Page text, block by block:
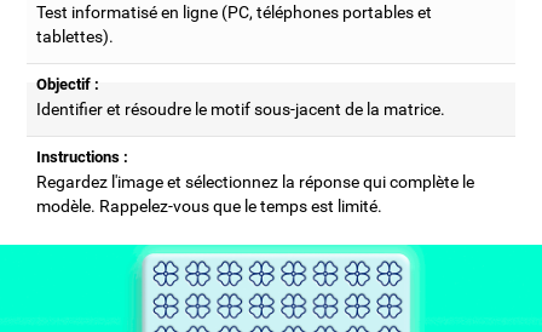
Test informatisé en ligne (PC, téléphones portables et
tablettes).
Objectif :
Identifier et résoudre le motif sous-jacent de la matrice.
Instructions :
Regardez l'image et sélectionnez la réponse qui complète le
modèle. Rappelez-vous que le temps est limité.